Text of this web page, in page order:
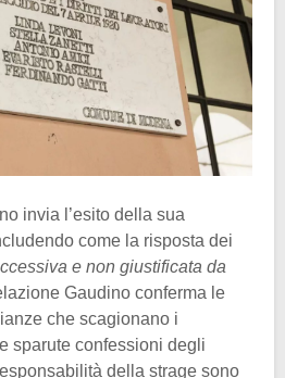
invia l’esito della sua
come la risposta dei
e non giustificata da
Gaudino conferma le
che scagionano i
sparute confessioni degli
della strage sono